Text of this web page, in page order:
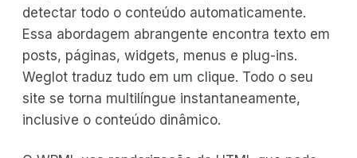
detectar todo o conteúdo automaticamente.
Essa abordagem abrangente encontra texto em
posts, páginas, widgets, menus e plug-ins.
Weglot traduz tudo em um clique. Todo o seu
site se torna multilíngue instantaneamente,
inclusive o conteúdo dinâmico.